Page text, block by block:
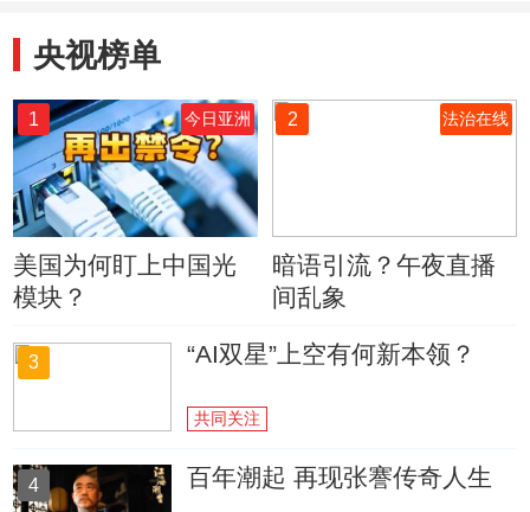
央视榜单
1 今日亚洲
美国为何盯上中国光
模块？
2 法治在线
暗语引流？午夜直播
间乱象
3 “AI双星”上空有何新本领？
共同关注
4 百年潮起 再现张謇传奇人生